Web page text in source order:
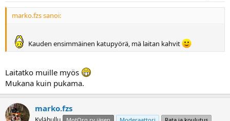
marko.fzs sanoi:
Kauden ensimmäinen katupyörä, mä laitan kahvit
Laitatko muille myös
Mukana kuin pukama.
marko.fzs
MotOrg ry jäsen Moderaattori Rata ja koulutus